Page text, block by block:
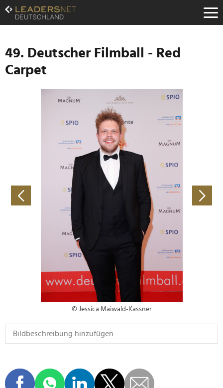
Zum
Inhalt
Zur
Navigation
Zur
Hauptnavigation
49. Deutscher Filmball - Red
Carpet
© Jessica Maiwald-Kassner